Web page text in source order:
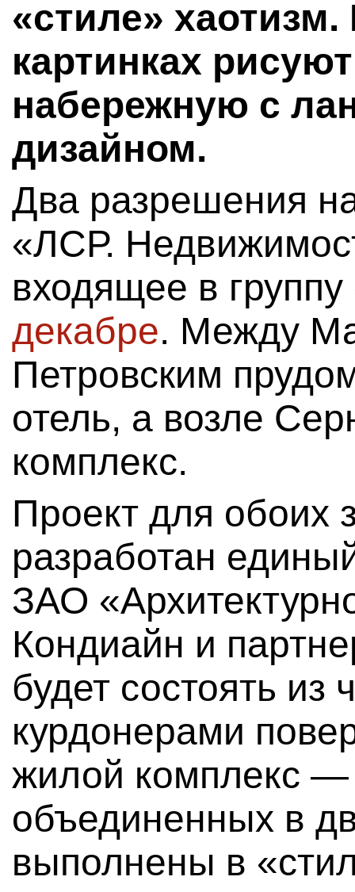
«стиле»
картинках
набережную с
дизайном.
Два разрешения
«ЛСР.
входящее в
декабре. Между
Петровским
отель, а возле
комплекс.
Проект для обоих
разработан
ЗАО
Кондиайн и
будет состоять из
курдонерами
жилой комплекс —
объединенных в
выполнены в